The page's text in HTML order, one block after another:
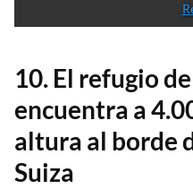
10. El refugio
encuentra a
altura al borde
Suiza